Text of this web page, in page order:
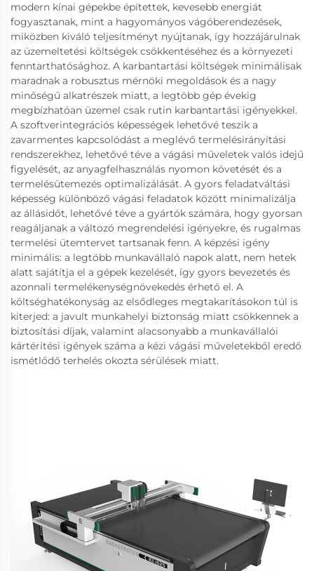
modern kínai gépekbe építettek, kevesebb energiát
fogyasztanak, mint a hagyományos vágóberendezések,
miközben kiváló teljesítményt nyújtanak, így hozzájárulnak
az üzemeltetési költségek csökkentéséhez és a környezeti
fenntarthatósághoz. A karbantartási költségek minimálisak
maradnak a robusztus mérnöki megoldások és a nagy
minőségű alkatrészek miatt, a legtöbb gép évekig
megbízhatóan üzemel csak rutin karbantartási igényekkel.
A szoftverintegrációs képességek lehetővé teszik a
zavarmentes kapcsolódást a meglévő termelésirányítási
rendszerekhez, lehetővé téve a vágási műveletek valós idejű
figyelését, az anyagfelhasználás nyomon követését és a
termelésütemezés optimalizálását. A gyors feladatváltási
képesség különböző vágási feladatok között minimalizálja
az állásidőt, lehetővé téve a gyártók számára, hogy gyorsan
reagáljanak a változó megrendelési igényekre, és rugalmas
termelési ütemtervet tartsanak fenn. A képzési igény
minimális: a legtöbb munkavállaló napok alatt, nem hetek
alatt sajátítja el a gépek kezelését, így gyors bevezetés és
azonnali termelékenységnövekedés érhető el. A
költséghatékonyság az elsődleges megtakarításokon túl is
kiterjed: a javult munkahelyi biztonság miatt csökkennek a
biztosítási díjak, valamint alacsonyabb a munkavállalói
kártérítési igények száma a kézi vágási műveletekből eredő
ismétlődő terhelés okozta sérülések miatt.